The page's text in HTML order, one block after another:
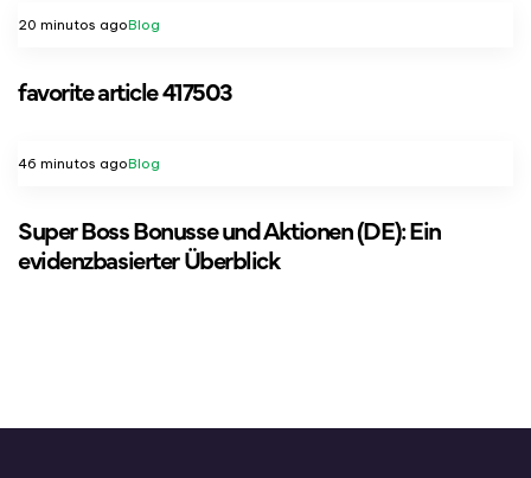
20 minutos agoBlog
favorite article 417503
46 minutos agoBlog
Super Boss Bonusse und Aktionen (DE): Ein
evidenzbasierter Überblick